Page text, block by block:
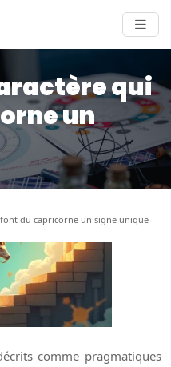
qui
un
du capricorne un signe unique
comme pragmatiques